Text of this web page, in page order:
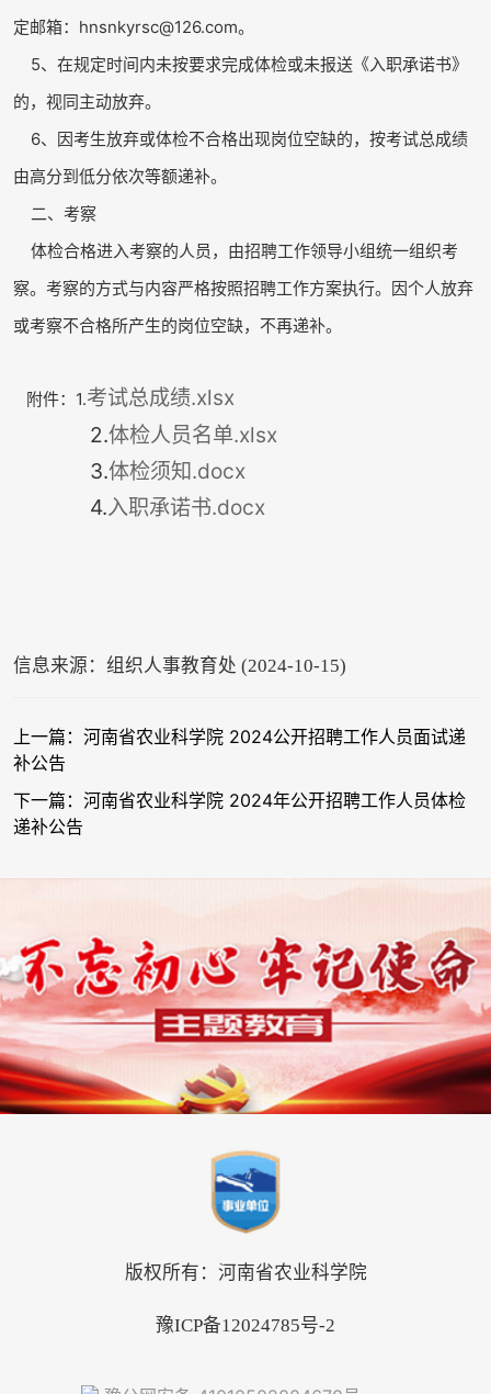
定邮箱：hnsnkyrsc@126.com。
5、在规定时间内未按要求完成体检或未报送《入职承诺书》
的，视同主动放弃。
6、因考生放弃或体检不合格出现岗位空缺的，按考试总成绩
由高分到低分依次等额递补。
二、考察
体检合格进入考察的人员，由招聘工作领导小组统一组织考
察。考察的方式与内容严格按照招聘工作方案执行。因个人放弃
或考察不合格所产生的岗位空缺，不再递补。
附件：1.考试总成绩.xlsx
2.体检人员名单.xlsx
3.体检须知.docx
4.入职承诺书.docx
信息来源：组织人事教育处 (2024-10-15)
上一篇：河南省农业科学院 2024公开招聘工作人员面试递
补公告
下一篇：河南省农业科学院 2024年公开招聘工作人员体检
递补公告
版权所有：河南省农业科学院
豫ICP备12024785号-2